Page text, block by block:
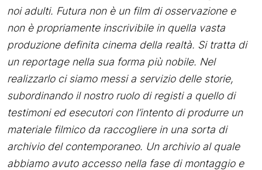
noi adulti. Futura non è un film di osservazione e
non è propriamente inscrivibile in quella vasta
produzione definita cinema della realtà. Si tratta di
un reportage nella sua forma più nobile. Nel
realizzarlo ci siamo messi a servizio delle storie,
subordinando il nostro ruolo di registi a quello di
testimoni ed esecutori con l’intento di produrre un
materiale filmico da raccogliere in una sorta di
archivio del contemporaneo. Un archivio al quale
abbiamo avuto accesso nella fase di montaggio e